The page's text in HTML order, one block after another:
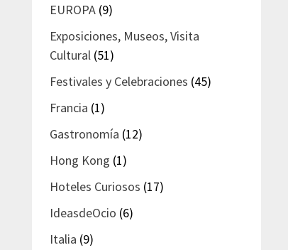
EUROPA (9)
Exposiciones, Museos, Visita
Cultural (51)
Festivales y Celebraciones (45)
Francia (1)
Gastronomía (12)
Hong Kong (1)
Hoteles Curiosos (17)
IdeasdeOcio (6)
Italia (9)